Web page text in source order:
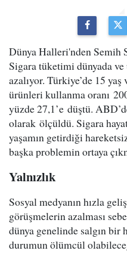
Dünya Halleri'nden Semih
Sigara tüketimi dünyada
azalıyor. Türkiye’de 15
ürünleri kullanma oranı
yüzde 27,1’e düştü.
olarak ölçüldü. Sigara
yaşamın getirdiği
başka problemin ortaya
Yalnızlık
Sosyal medyanın hızla
görüşmelerin azalması
dünya genelinde salgın bir
durumun ölümcül